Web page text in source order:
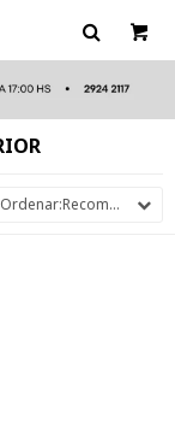
Recomendados